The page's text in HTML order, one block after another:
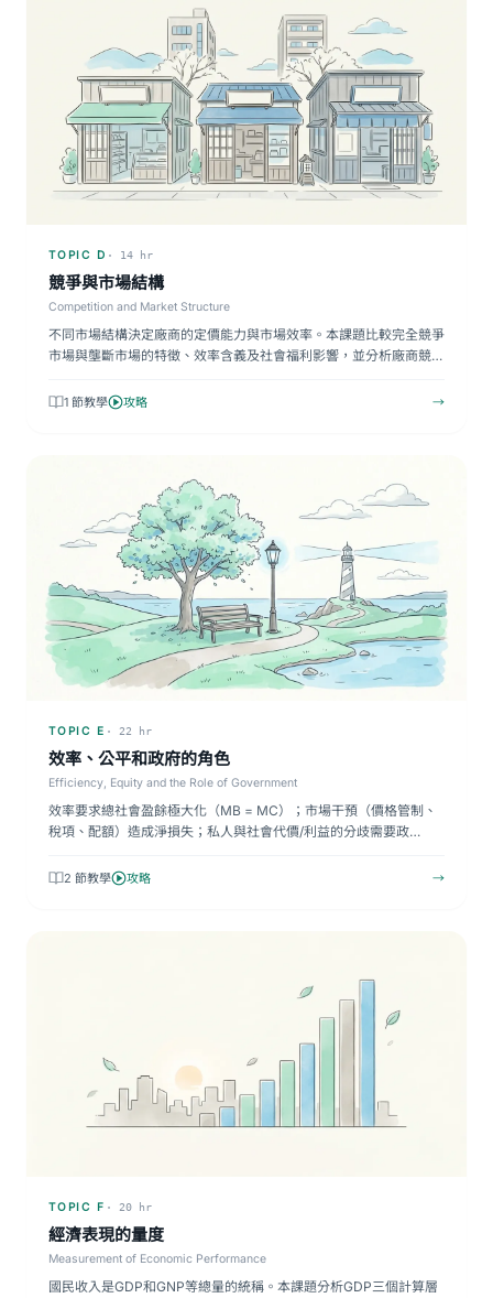
TOPIC D · 14 hr
競爭與市場結構
Competition and Market Structure
不同市場結構決定廠商的定價能力與市場效率。本課題比較完全競爭
市場與壟斷市場的特徵、效率含義及社會福利影響，並分析廠商競
1 節教學 攻略 →
TOPIC E · 22 hr
效率、公平和政府的角色
Efficiency, Equity and the Role of Government
效率要求總社會盈餘極大化（MB = MC）；市場干預（價格管制、
稅項、配額）造成淨損失；私人與社會代價/利益的分歧需要政…
2 節教學 攻略 →
TOPIC F · 20 hr
經濟表現的量度
Measurement of Economic Performance
國民收入是GDP和GNP等總量的統稱。本課題分析GDP三個計算層